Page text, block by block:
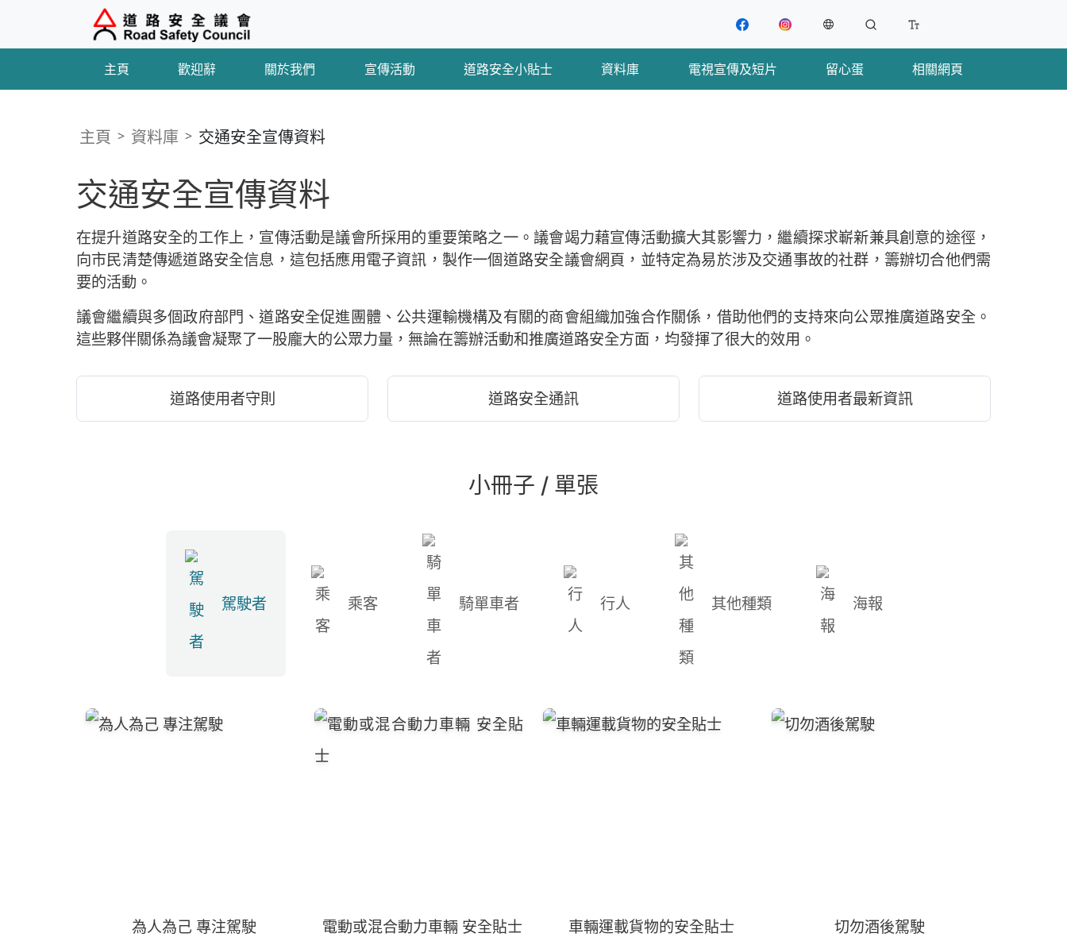
主頁 歡迎辭 關於我們 宣傳活動 道路安全小貼士 資料庫 電視宣傳及短片 留心蛋 相關網頁
主頁 資料庫 交通安全宣傳資料
交通安全宣傳資料
在提升道路安全的工作上，宣傳活動是議會所採用的重要策略之一。議會竭力藉宣傳活動擴大其影響力，繼續探求嶄新兼具創意的途徑，
向市民清楚傳遞道路安全信息，這包括應用電子資訊，製作一個道路安全議會網頁，並特定為易於涉及交通事故的社群，籌辦切合他們需
要的活動。
議會繼續與多個政府部門、道路安全促進團體、公共運輸機構及有關的商會組織加強合作關係，借助他們的支持來向公眾推廣道路安全。
這些夥伴關係為議會凝聚了一股龐大的公眾力量，無論在籌辦活動和推廣道路安全方面，均發揮了很大的效用。
道路使用者守則 道路安全通訊 道路使用者最新資訊
小冊子 / 單張
駕駛者 乘客 騎單車者 行人 其他種類 海報
為人為己 專注駕駛 電動或混合動力車輛 安全貼士 車輛運載貨物的安全貼士 切勿酒後駕駛